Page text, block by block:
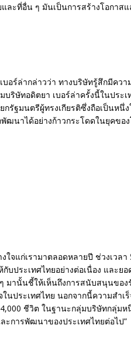
ละที่อื่น ๆ มันเป็นการสร้างโอกาส
อร์ล่ากล่าวว่า ทางบริษัทรู้สึกมีควา
ริษัทอดิตยา เบอร์ล่าครั้งนี้ในประเ
รัฐมนตรีผู้ทรงเกียรติซึ่งถือเป็นหนึ่
ฒนาได้อย่างก้าวกระโดดในยุคขอ
ใจแก่เรามาตลอดหลายปี ช่วงเวล
ประเทศไทยอย่างต่อเนื่อง และยอ
มานั้นชี้ให้เห็นถึงการสนับสนุนของ
ประเทศไทย นอกจากนี้ความสำเร็
ชีวิต ในฐานะกลุ่มบริษัทกลุ่มห
การพัฒนาของประเทศไทยต่อไป”